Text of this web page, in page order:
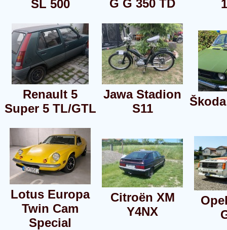
SL 500 G G 350 TD
Renault 5
Super 5 TL/GTL
Jawa Stadion
S11
Lotus Europa
Twin Cam
Special
Citroën XM
Y4NX